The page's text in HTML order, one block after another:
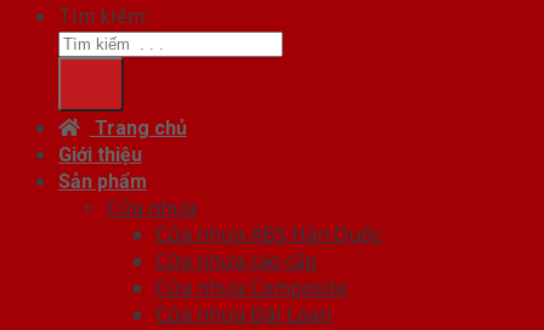
Tìm kiếm:
Trang chủ
Giới thiệu
Sản phẩm
Cửa nhựa
Cửa nhựa ABS Hàn Quốc
Cửa nhựa cao cấp
Cửa nhựa Composite
Cửa nhựa Đài Loan